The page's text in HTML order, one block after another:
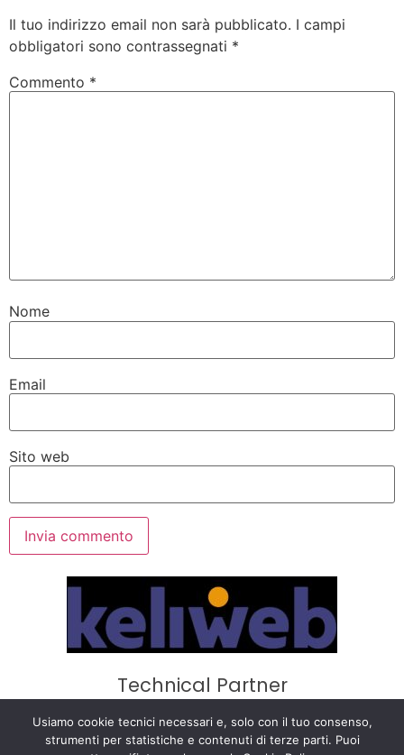
Il tuo indirizzo email non sarà pubblicato. I campi
obbligatori sono contrassegnati *
Commento *
Nome
Email
Sito web
Technical Partner
Privacy Policy · Cookie Policy · Termini e
Usiamo cookie tecnici necessari e, solo con il tuo consenso,
strumenti per statistiche e contenuti di terze parti. Puoi